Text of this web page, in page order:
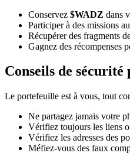
Conservez $WADZ dans
Participer à des missions
Récupérer des fragments
Gagnez des récompenses
Conseils de
Le portefeuille est à vous, tout
Ne partagez jamais votre
Vérifiez toujours les liens
Vérifiez les adresses des
Méfiez-vous des faux